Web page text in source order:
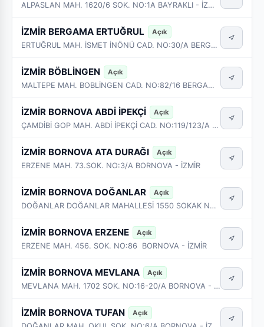
ALPASLAN MAH. 1620/6 SOK. NO:1A BAYRAKLI - İZMİR
İZMİR BERGAMA ERTUĞRUL Açık
ERTUĞRUL MAH. İSMET İNÖNÜ CAD. NO:30/A BERGAMA - İZMİR
İZMİR BÖBLİNGEN Açık
MALTEPE MAH. BOBLİNGEN CAD. NO:82/16 BERGAMA - İZMİR
İZMİR BORNOVA ABDİ İPEKÇİ Açık
ÇAMDİBİ GOP MAH. ABDİ İPEKÇİ CAD. NO:119/123/A BORNOVA - İZMİR
İZMİR BORNOVA ATA DURAĞI Açık
ERZENE MAH. 73.SOK. NO:3/A BORNOVA - İZMİR
İZMİR BORNOVA DOĞANLAR Açık
DOĞANLAR DOĞANLAR MAHALLESİ 1550 SOKAK NO:39 BORNOVA - İZMİR
İZMİR BORNOVA ERZENE Açık
ERZENE MAH. 456. SOK. NO:86 BORNOVA - İZMİR
İZMİR BORNOVA MEVLANA Açık
MEVLANA MAH. 1702 SOK. NO:16-20/A BORNOVA - İZMİR
İZMİR BORNOVA TUFAN Açık